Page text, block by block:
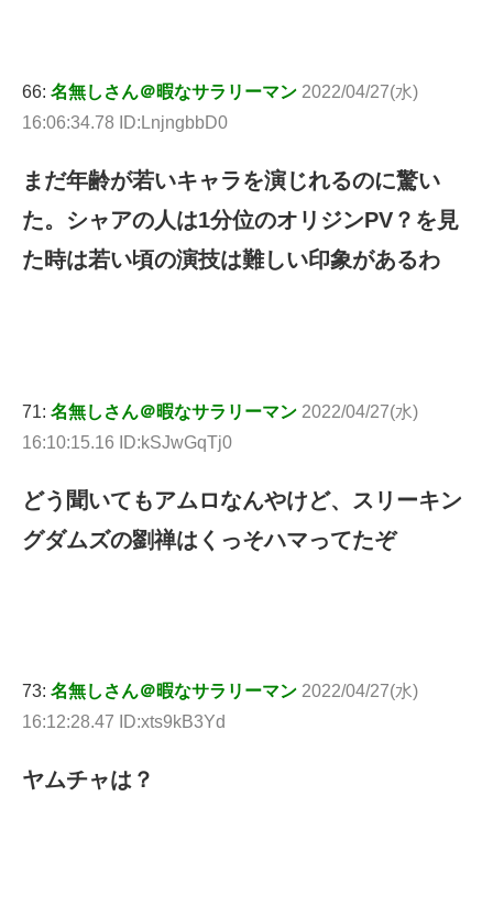
66: 名無しさん＠暇なサラリーマン 2022/04/27(水)
16:06:34.78 ID:LnjngbbD0
まだ年齢が若いキャラを演じれるのに驚い
た。シャアの人は1分位のオリジンPV？を見
た時は若い頃の演技は難しい印象があるわ
71: 名無しさん＠暇なサラリーマン 2022/04/27(水)
16:10:15.16 ID:kSJwGqTj0
どう聞いてもアムロなんやけど、スリーキン
グダムズの劉禅はくっそハマってたぞ
73: 名無しさん＠暇なサラリーマン 2022/04/27(水)
16:12:28.47 ID:xts9kB3Yd
ヤムチャは？